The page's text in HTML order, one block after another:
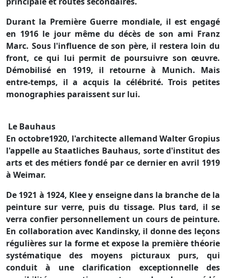
Durant la Première Guerre mondiale, il est engagé
en 1916 le jour même du décès de son ami Franz
Marc. Sous l'influence de son père, il restera loin du
front, ce qui lui permit de poursuivre son œuvre.
Démobilisé en 1919, il retourne à Munich. Mais
entre-temps, il a acquis la célébrité. Trois petites
monographies paraissent sur lui.
Le Bauhaus
En octobre1920, l'architecte allemand Walter Gropius
l'appelle au Staatliches Bauhaus, sorte d'institut des
arts et des métiers fondé par ce dernier en avril 1919
à Weimar.
De 1921 à 1924, Klee y enseigne dans la branche de la
peinture sur verre, puis du tissage. Plus tard, il se
verra confier personnellement un cours de peinture.
En collaboration avec Kandinsky, il donne des leçons
régulières sur la forme et expose la première théorie
systématique des moyens picturaux purs, qui
conduit à une clarification exceptionnelle des